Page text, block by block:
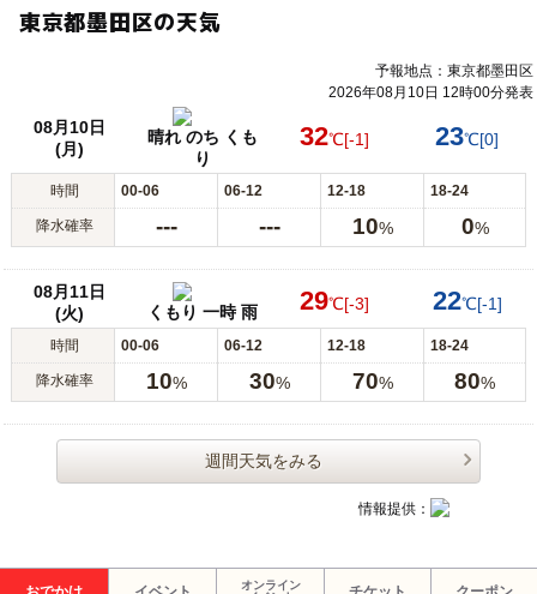
東京都墨田区の天気
予報地点：東京都墨田区
2026年08月10日 12時00分発表
08月10日
(月)
晴れ のち くも
り
32℃[-1] 23℃[0]
時間 00-06 06-12 12-18 18-24
降水確率 --- --- 10% 0%
08月11日
(火)
くもり 一時 雨 29℃[-3] 22℃[-1]
時間 00-06 06-12 12-18 18-24
降水確率 10% 30% 70% 80%
週間天気をみる
情報提供：
オンライン